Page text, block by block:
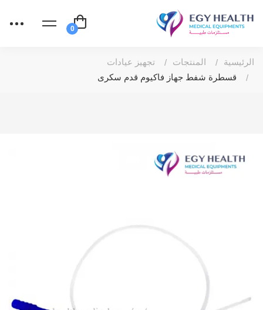
الرئيسية المنتجات
تجهيز عيادات
قسطرة شفط جهاز فاكيوم قدم سكرى